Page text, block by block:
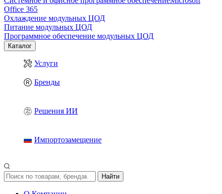
Office 365
Охлаждение модульных ЦОД
Питание модульных ЦОД
Программное обеспечение модульных ЦОД
Каталог
Услуги
Бренды
Решения ИИ
Импортозамещение
Найти